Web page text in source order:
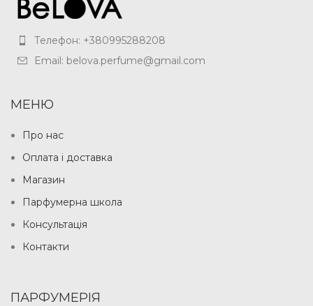
Телефон: +380995288208
Email: belova.perfume@gmail.com
МЕНЮ
Про нас
Оплата і доставка
Магазин
Парфумерна школа
Консультація
Контакти
ПАРФУМЕРІЯ